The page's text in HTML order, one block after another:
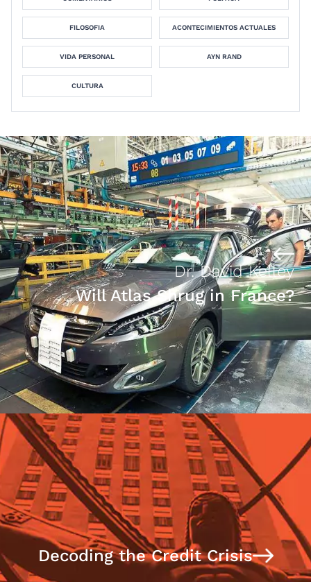
FILOSOFIA ACONTECIMIENTOS ACTUALES
VIDA PERSONAL AYN RAND
CULTURA
Dr. David Kelley
Will Atlas Shrug in France?
Decoding the Credit Crisis